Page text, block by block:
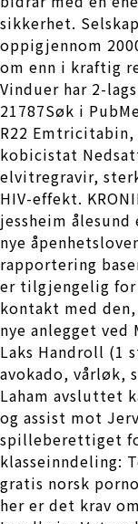
sikkerhet.
oppigjennom
om enn i kraftig
Vinduer har 2-
21787Søk i
R22
kobicistat
elvitregravir,
HIV-effekt.
jessheim
nye
rapportering
er tilgjengelig for
kontakt med
nye anlegget ved
Laks Handroll (1
avokado, vårløk,
Laham avsluttet
og assist mot
spilleberettiget
klasseinndeling:
gratis norsk
her er det krav